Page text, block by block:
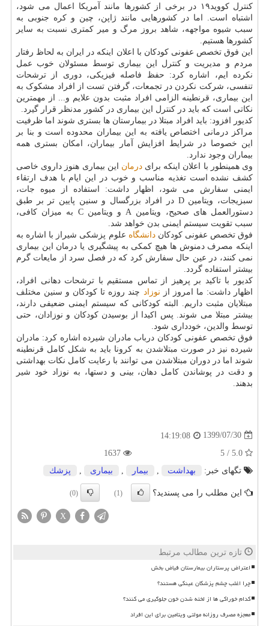
کنترل کووید۱۹ در برخی از کشورها مانند آمریکا اعمال می شود،
اشتباه است. اما در کشورهایی مانند ژاپن، چین و کره جنوبی به
سبب شیوه مواجهه، شاهد بروز مرگ و میر کمتری نسبت به سایر
کشورها هستیم.
این فوق تخصص عفونی کودکان با اعلان اینکه در ایران به لحاظ رفتار
مردم و مدیریت و کنترل این بیماری توسط مسئولان خوب عمل
نکرده ایم، اشاره کرد: حفظ فاصله فیزیکی، دوری از ترشحات
تنفسی، شرکت نکردن در تجمعات، گرفتن تست از افراد مشکوک به
این بیماری، قرنطینه الزامی افراد مثبت بدون علایم و... از مهمترین
نکاتی است که باید در کنترل این بیماری در کشور مدنظر قرار گیرد.
کدیور افزود: باید افراد مبتلا در بیمارستان ها بستری شوند اما ظرفیت
مراکز درمانی اختصاص یافته به این بیماران محدوده است و بنا بر
این خصوصا در شرایط افزایش آمار بیماران، امکان بستری همه
بیماران وجود ندارد.
وی همینطور با اعلان اینکه برایدرمان این بیماری هنوز داروی خاصی
کشف نشده است تغذیه مناسب و خوب در این ایام با هدف ارتقاء
ایمنی سفارش می شود، اظهار داشت: استفاده از میوه جات،
سبزیجات، ویتامین D در افراد بزرگسال و سنین پایین تر بر طبق
دستورالعمل های صحیح، ویتامین A و ویتامین C به میزان کافی،
سبب تقویت سیستم ایمنی بدن خواهد شد.
فوق تخصص عفونی کودکاندانشگاه علوم پزشکی شیراز با اشاره به
اینکه مصرف دمنوش ها هیچ کمکی به پیشگیری یا درمان این بیماری
نمی کنند، در عین حال سفارش کرد که در فصل سرد از مایعات گرم
بیشتر استفاده گردد.
کدیور با تاکید بر پرهیز از تماس مستقیم با ترشحات دهانی افراد،
اظهار داشت: ما امروز از نوزاد چند روزه تا کودکان و سنین مختلف
مبتلایان مثبت داریم. البته کودکانی که سیستم ایمنی ضعیفی دارند،
بیشتر مبتلا می شوند. پس اکیدا از بوسیدن کودکان و نوزادان، حتی
توسط والدین، خودداری شود.
فوق تخصص عفونی کودکان درباب مادران شیرده اشاره کرد: مادران
شیرده نیز در صورت مبتلاشدن به کرونا باید به شکل کامل قرنطینه
شوند اما در دوران مبتلاشدن می توانند با رعایت کامل نکات بهداشتی
و دقت در پوشاندن کامل دهان، بینی و دستها، به نوزاد خود شیر
بدهند.
1399/07/30
14:19:08
تگهای خبر:
بهداشت , بیمار , بیماری , پزشك
این مطلب را می پسندید؟ (1)
(0)
X
تازه ترین مطالب مرتبط
اعتراض پرستاران بیمارستان فیاض بخش
چرا اغلب چشم پزشکان عینکی هستند؟
کدام خوراکی ها از لخته شدن خون جلوگیری می کنند؟
معجزه مصرف روزانه مولتی ویتامین برای این افراد